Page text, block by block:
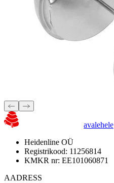
avalehele
Heidenline OÜ
Registrikood: 11256814
KMKR nr: EE101060871
AADRESS